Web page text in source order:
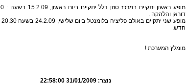
דוראן והלהקה .
חדש.
מומלץ המערכת !
נוצר:31/01/2009 22:58:00